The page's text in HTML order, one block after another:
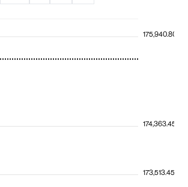
173,513.45
174,363.45
175,940.80